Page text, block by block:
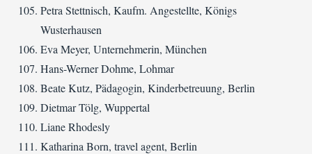
Petra Stettnisch, Kaufm. Angestellte, Königs
Wusterhausen
Eva Meyer, Unternehmerin, München
Hans-Werner Dohme, Lohmar
Beate Kutz, Pädagogin, Kinderbetreuung, Berlin
Dietmar Tölg, Wuppertal
Liane Rhodesly
Katharina Born, travel agent, Berlin